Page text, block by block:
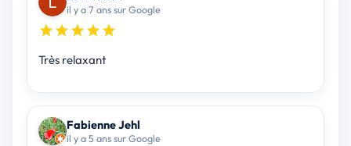
il y a 7 ans sur Google
Très relaxant
Fabienne Jehl
il y a 5 ans sur Google